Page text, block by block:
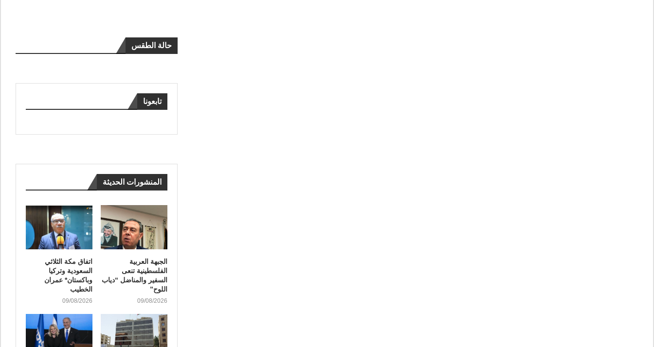
حالة الطقس
تابعونا
المنشورات الحديثة
الجبهة العربية
الفلسطينية تنعى
السفير والمناضل “دياب
اللوح”
09/08/2026
اتفاق مكة الثلاثي
السعودية وتركيا
وباكستان* عمران
الخطيب
09/08/2026